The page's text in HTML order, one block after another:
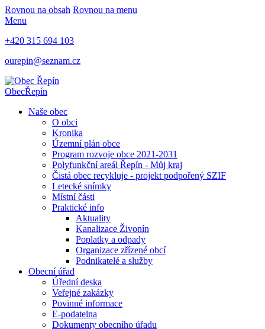
Rovnou na obsah Rovnou na menu
Menu
+420 315 694 103
ourepin@seznam.cz
ObecŘepín
Naše obec
O obci
Kronika
Územní plán obce
Program rozvoje obce 2021-2031
Polyfunkční areál Řepín - Můj kraj
Čistá obec recykluje - projekt podpořený SZIF
Letecké snímky
Místní části
Praktické info
Aktuality
Kanalizace Živonín
Poplatky a odpady
Organizace zřízené obcí
Podnikatelé a služby
Obecní úřad
Úřední deska
Veřejné zakázky
Povinné informace
E-podatelna
Dokumenty obecního úřadu